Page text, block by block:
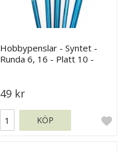
Hobbypenslar - Syntet -
Runda 6, 16 - Platt 10 -
49 kr
KÖP